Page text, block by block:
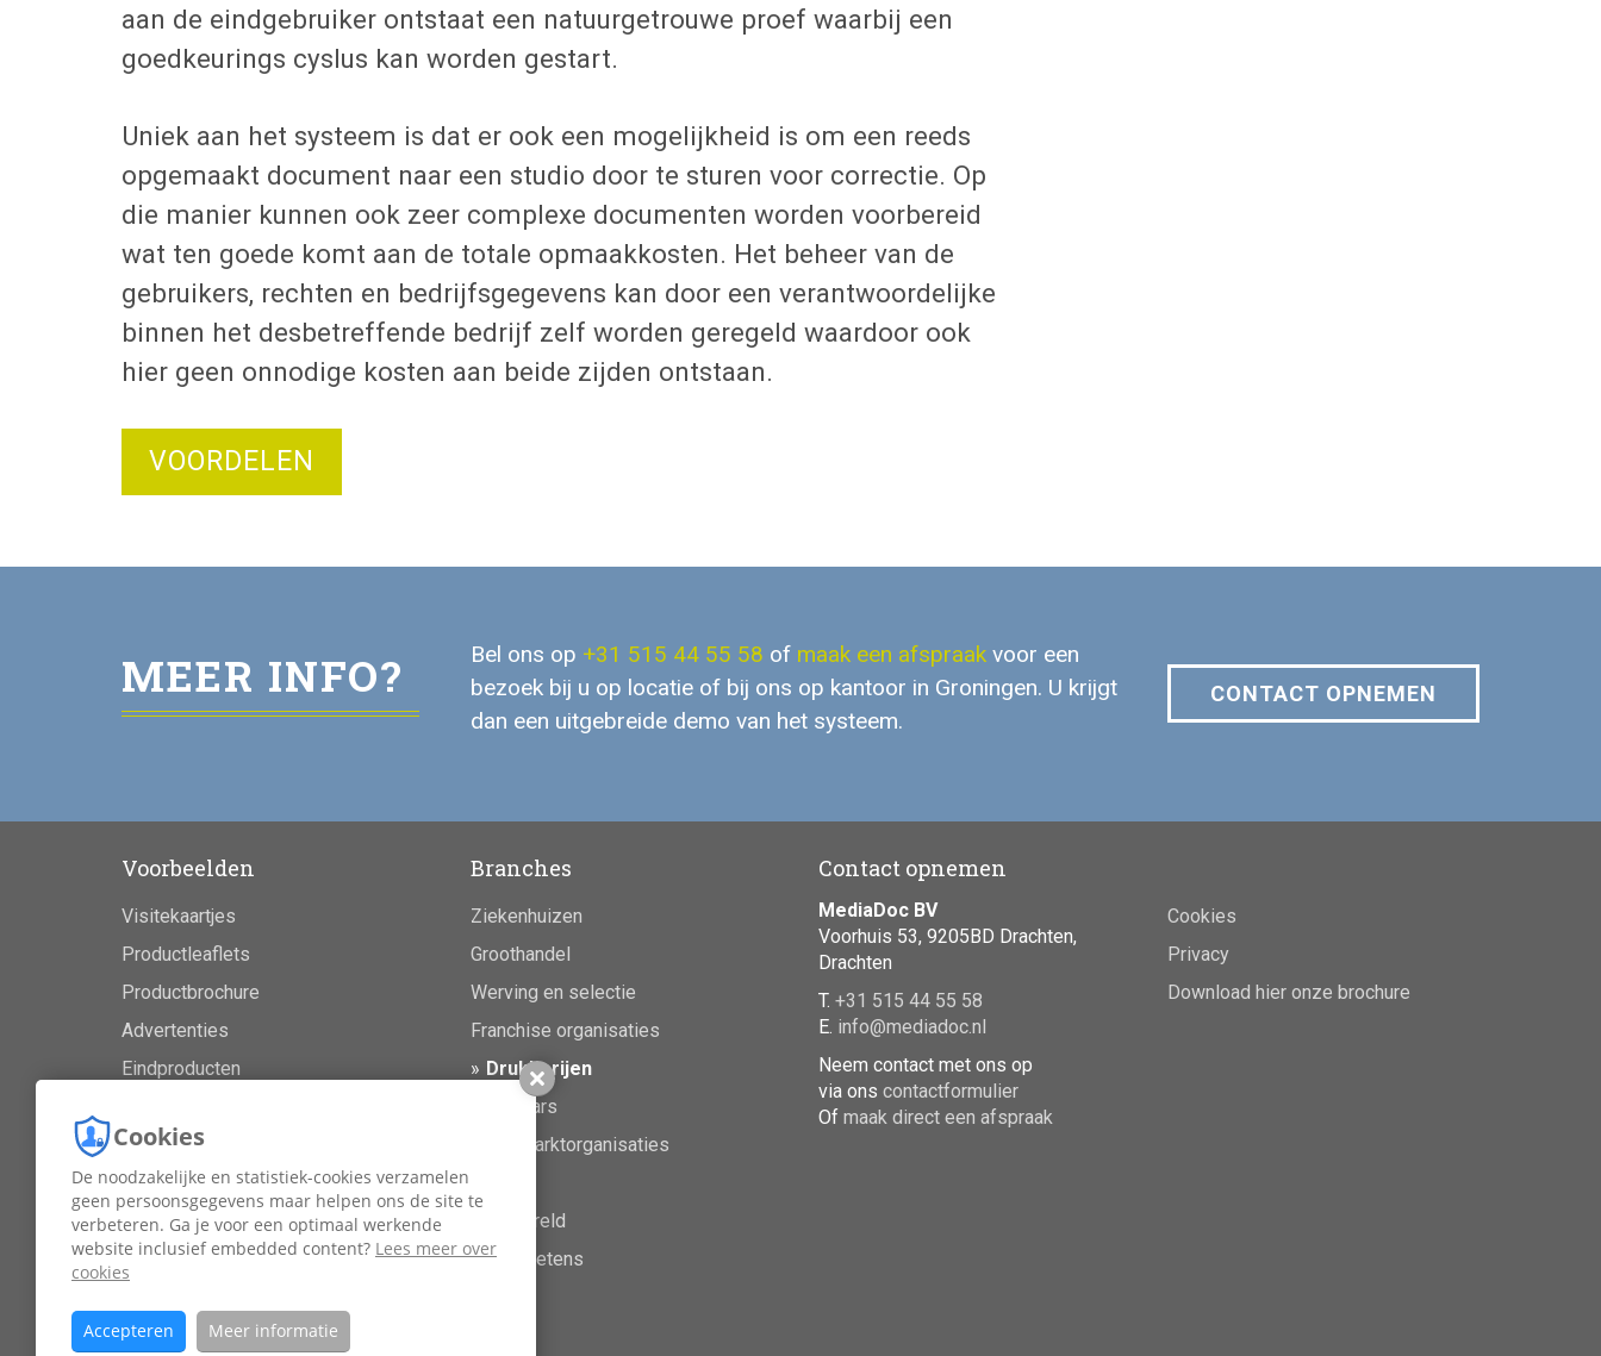
aan de eindgebruiker ontstaat een natuurgetrouwe proef waarbij een
goedkeurings cyslus kan worden gestart.
Uniek aan het systeem is dat er ook een mogelijkheid is om een reeds
opgemaakt document naar een studio door te sturen voor correctie. Op
die manier kunnen ook zeer complexe documenten worden voorbereid
wat ten goede komt aan de totale opmaakkosten. Het beheer van de
gebruikers, rechten en bedrijfsgegevens kan door een verantwoordelijke
binnen het desbetreffende bedrijf zelf worden geregeld waardoor ook
hier geen onnodige kosten aan beide zijden ontstaan.
VOORDELEN
MEER INFO? Bel ons op +31 515 44 55 58 of maak een afspraakvoor een
bezoek bij u op locatie of bij ons op kantoor in Groningen. U krijgt
dan een uitgebreide demo van het systeem.
CONTACT OPNEMEN
Voorbeelden
Visitekaartjes
Productleaflets
Productbrochure
Advertenties
Eindproducten
Branches
Ziekenhuizen
Groothandel
Werving en selectie
Franchise organisaties
Drukkerijen
Makelaars
Supermarktorganisaties
Reiswereld
Winkelketens
Contact opnemen
MediaDoc BV
Voorhuis 53, 9205BD Drachten,
Drachten
T. +31 515 44 55 58
E. info@mediadoc.nl
Neem contact met ons op
via ons contactformulier
Of maak direct een afspraak
Cookies
Privacy
Download hier onze brochure
Cookies
De noodzakelijke en statistiek-cookies verzamelen
geen persoonsgegevens maar helpen ons de site te
verbeteren. Ga je voor een optimaal werkende
website inclusief embedded content? Lees meer over
cookies
Sluiten
Accepteren Meer informatie